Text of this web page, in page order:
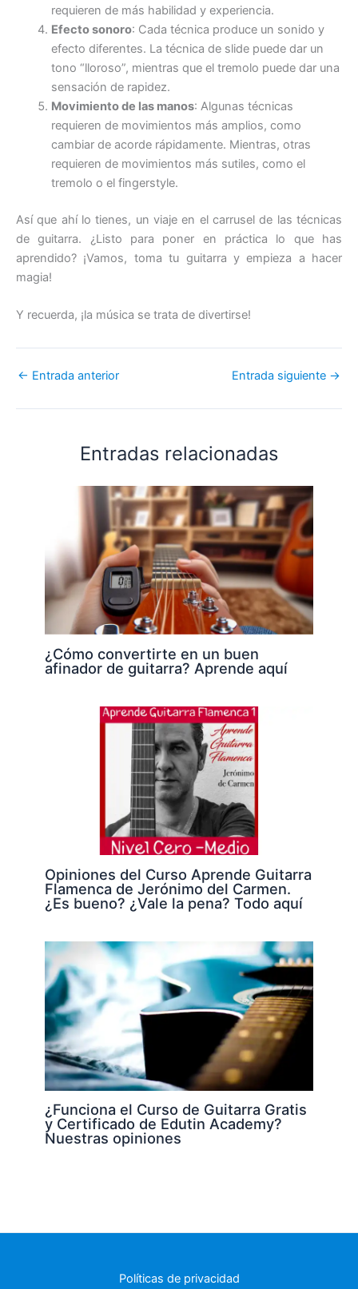
requieren de más habilidad y experiencia.
Efecto sonoro: Cada técnica produce un sonido y
efecto diferentes. La técnica de slide puede dar un
tono “lloroso”, mientras que el tremolo puede dar una
sensación de rapidez.
Movimiento de las manos: Algunas técnicas
requieren de movimientos más amplios, como
cambiar de acorde rápidamente. Mientras, otras
requieren de movimientos más sutiles, como el
tremolo o el fingerstyle.
Así que ahí lo tienes, un viaje en el carrusel de las técnicas
de guitarra. ¿Listo para poner en práctica lo que has
aprendido? ¡Vamos, toma tu guitarra y empieza a hacer
magia!
Y recuerda, ¡la música se trata de divertirse!
← Entrada anterior Entrada siguiente →
Entradas relacionadas
¿Cómo convertirte en un buen
afinador de guitarra? Aprende aquí
Opiniones del Curso Aprende Guitarra
Flamenca de Jerónimo del Carmen.
¿Es bueno? ¿Vale la pena? Todo aquí
¿Funciona el Curso de Guitarra Gratis
y Certificado de Edutin Academy?
Nuestras opiniones
Políticas de privacidad